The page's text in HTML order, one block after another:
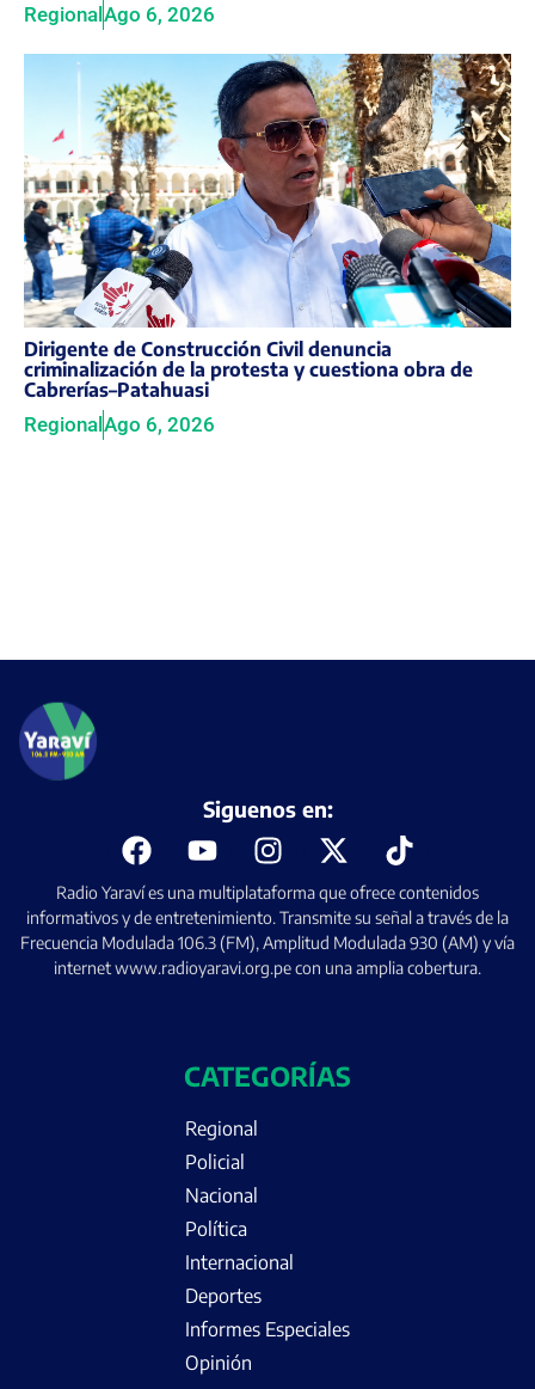
RegionalAgo 6, 2026
Dirigente de Construcción Civil denuncia
criminalización de la protesta y cuestiona obra de
Cabrerías–Patahuasi
Regional Ago 6, 2026
Radio Yaraví es una multiplataforma que ofrece contenidos
informativos y de entretenimiento. Transmite su señal a través de la
Frecuencia Modulada 106.3 (FM), Amplitud Modulada 930 (AM) y vía
internet www.radioyaravi.org.pe con una amplia cobertura.
Siguenos en:
CATEGORÍAS
Regional
Policial
Nacional
Política
Internacional
Deportes
Informes Especiales
Opinión